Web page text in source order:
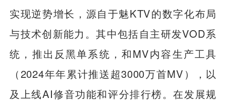
实现逆势增长，源自于魅KTV的数字化布局
与技术创新能力。其中包括自主研发VOD系
统，推出反黑单系统，和MV内容生产工具
（2024年年累计推送超3000万首MV），以
及上线AI修音功能和评分排行榜。在发展规